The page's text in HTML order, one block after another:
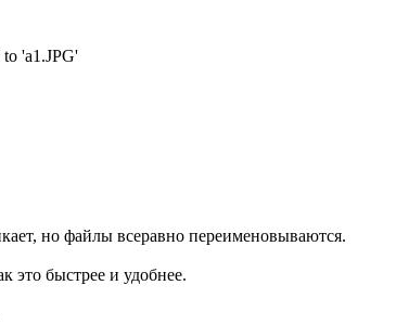
'a1.JPG'
но файлы всеравно переименовываются.
это быстрее и удобнее.